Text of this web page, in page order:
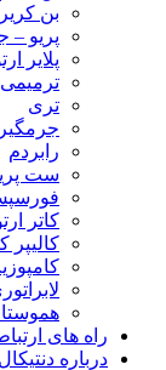
بن
پریو –
پلایر
ترمیمی
تری
رابردم
ست
کاتر
کالیپر
راه های
درباره